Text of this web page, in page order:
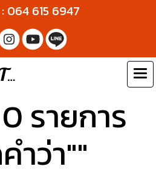
064 615 6947
MiKi Medical Thailand
รายการ
ำว่า""